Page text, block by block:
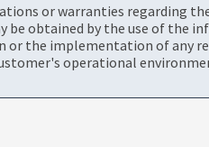
or warranties regarding
be obtained by the use of the
the implementation of any
operational